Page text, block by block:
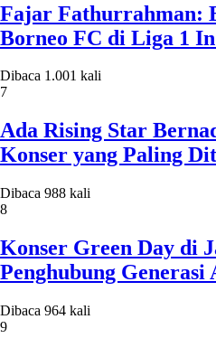
Fajar Fathurrahman:
Borneo FC di Liga 1
Dibaca 1.001 kali
7
Ada Rising Star
Konser yang Paling
Dibaca 988 kali
8
Konser Green Day di
Penghubung Generasi
Dibaca 964 kali
9